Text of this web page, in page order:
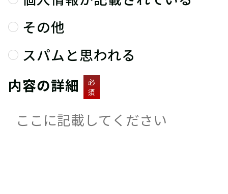
その他
スパムと思われる
内容の詳細
必
須